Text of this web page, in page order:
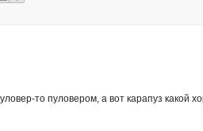
то пуловером, а вот карапуз какой